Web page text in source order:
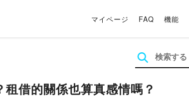
マイページ FAQ 機能
借的關係也算真感情嗎？